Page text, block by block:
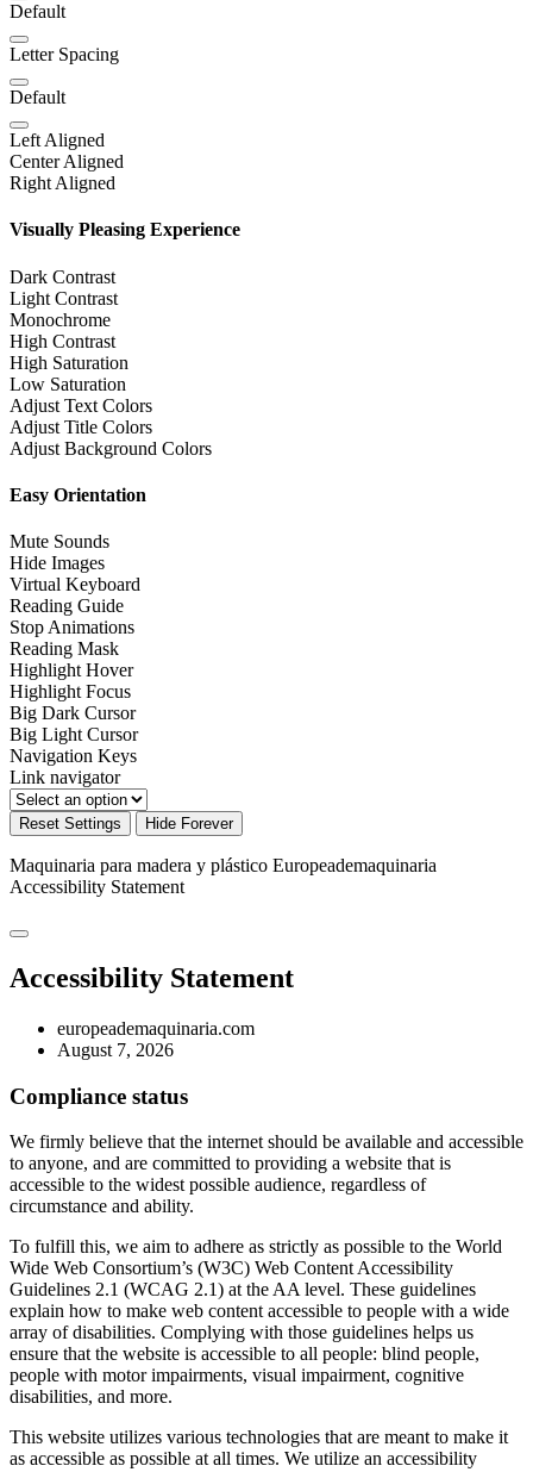
Default
Letter Spacing
Default
Left Aligned
Center Aligned
Right Aligned
Visually Pleasing Experience
Dark Contrast
Light Contrast
Monochrome
High Contrast
High Saturation
Low Saturation
Adjust Text Colors
Adjust Title Colors
Adjust Background Colors
Easy Orientation
Mute Sounds
Hide Images
Virtual Keyboard
Reading Guide
Stop Animations
Reading Mask
Highlight Hover
Highlight Focus
Big Dark Cursor
Big Light Cursor
Navigation Keys
Link navigator
Reset Settings Hide Forever
Maquinaria para madera y plástico Europeademaquinaria
Accessibility Statement
Accessibility Statement
europeademaquinaria.com
August 7, 2026
Compliance status
We firmly believe that the internet should be available and accessible
to anyone, and are committed to providing a website that is
accessible to the widest possible audience, regardless of
circumstance and ability.
To fulfill this, we aim to adhere as strictly as possible to the World
Wide Web Consortium’s (W3C) Web Content Accessibility
Guidelines 2.1 (WCAG 2.1) at the AA level. These guidelines
explain how to make web content accessible to people with a wide
array of disabilities. Complying with those guidelines helps us
ensure that the website is accessible to all people: blind people,
people with motor impairments, visual impairment, cognitive
disabilities, and more.
This website utilizes various technologies that are meant to make it
as accessible as possible at all times. We utilize an accessibility